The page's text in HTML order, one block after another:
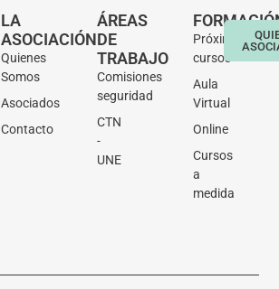
LA
ASOCIACIÓN
Quienes
Somos
Asociados
Contacto
ÁREAS
DE
TRABAJO
Comisiones
seguridad
CTN
-
UNE
Próximos
cursos
Aula
Virtual
Online
Cursos
a
medida